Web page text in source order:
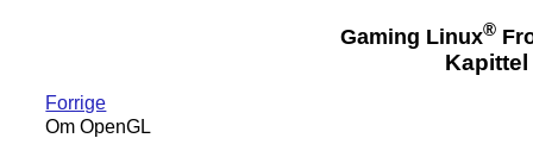
Gaming Linux®
Kapittel
Forrige
Om OpenGL